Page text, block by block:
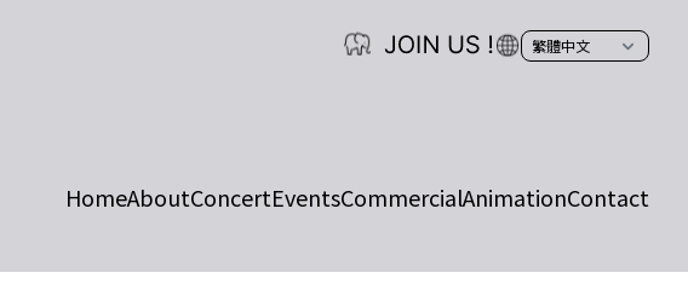
HomeAboutConcertEventsCommercialAnimationContact